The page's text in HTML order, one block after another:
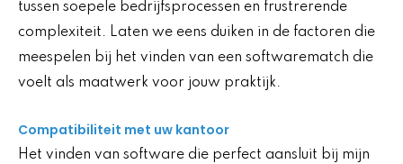
tussen soepele bedrijfsprocessen en frustrerende
complexiteit. Laten we eens duiken in de factoren die
meespelen bij het vinden van een softwarematch die
voelt als maatwerk voor jouw praktijk.
Compatibiliteit met uw kantoor
Het vinden van software die perfect aansluit bij mijn